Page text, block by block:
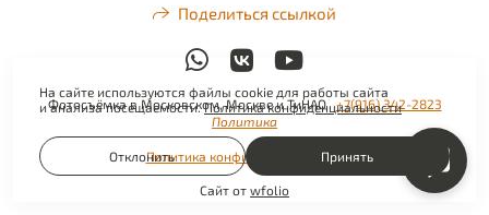
Поделиться ссылкой
Фотосъёмка в Московском, Москве и ТиНАО+7(916) 342-2823
Политика
Политика конфиденциальности
Сайт от wfolio
На сайте используются файлы cookie для работы сайта
и анализа посещаемости.Политика конфиденциальности
Отклонить Принять